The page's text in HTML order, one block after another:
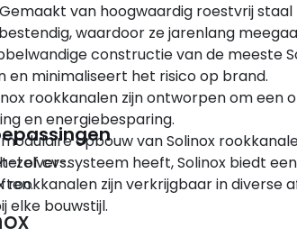
Gemaakt van hoogwaardig roestvrij staal
waardoor ze jarenlang
constructie van de meeste
en minimaliseert het risico op brand.
rookkanalen zijn ontworpen om
en energiebesparing.
opbouw van Solinox
zelvers.
rookkanalen zijn verkrijgbaar in diverse
elke bouwstijl.
of cv-systeem heeft, Solinox biedt